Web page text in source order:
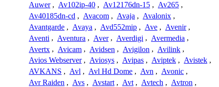
Auwer , Av102ip-40 , Av12176dn-15 , Av265 ,
Av40185dn-cd , Avacom , Avaja , Avalonix ,
Avantgarde , Avaya , Avd552mip , Ave , Avenir ,
Aventi , Aventura , Aver , Averdigi , Avermedia ,
Avertx , Avicam , Avidsen , Avigilon , Avilink ,
Avios Webserver , Aviosys , Avipas , Aviptek , Avistek ,
AVKANS , Avl , Avl Hd Dome , Avn , Avonic ,
Avr Raiden , Avs , Avstart , Avt , Avtech , Avtron ,